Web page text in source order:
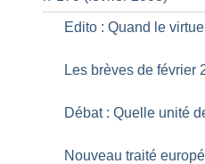
Edito : Quand le
Les brèves de février
Débat : Quelle unité
Nouveau traité